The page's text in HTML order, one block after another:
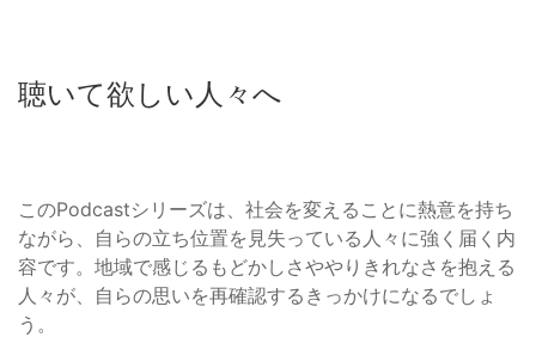
聴いて欲しい人々へ
このPodcastシリーズは、社会を変えることに熱意を持ち
ながら、自らの立ち位置を見失っている人々に強く届く内
容です。地域で感じるもどかしさややりきれなさを抱える
人々が、自らの思いを再確認するきっかけになるでしょ
う。